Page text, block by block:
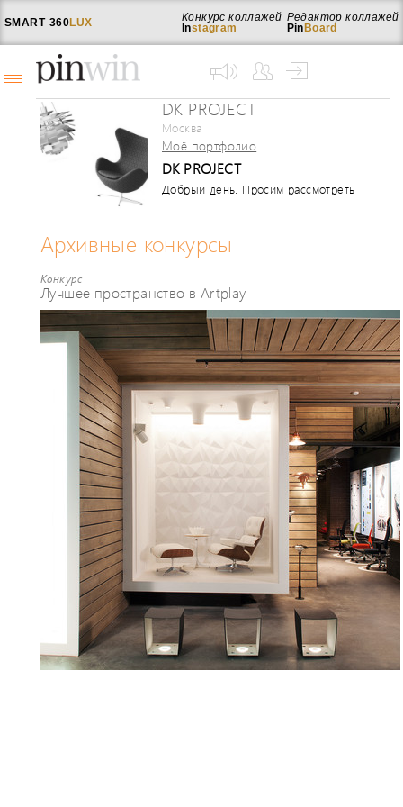
SMART 360LUX
Редактор коллажей
Pin Board
Конкурс коллажей
Instagram
DK PROJECT
Москва
Моё портфолио
DK PROJECT
Добрый день. Просим рассмотреть
С уважение, Валентина
Архивные конкурсы
Конкурс
Лучшее пространство в Artplay